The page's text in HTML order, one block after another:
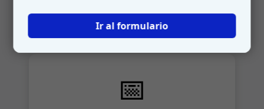
manera rápida y sencilla.
📅
Ir al formulario